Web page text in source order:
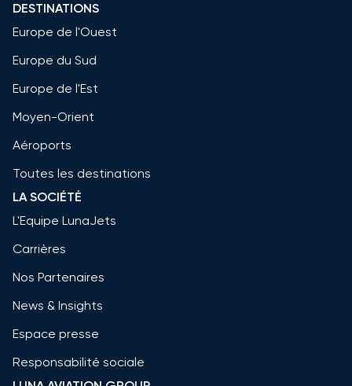
DESTINATIONS
Europe de l'Ouest
Europe du Sud
Europe de l'Est
Moyen-Orient
Aéroports
Toutes les destinations
LA SOCIÉTÉ
L'Equipe LunaJets
Carrières
Nos Partenaires
News & Insights
Espace presse
Responsabilité sociale